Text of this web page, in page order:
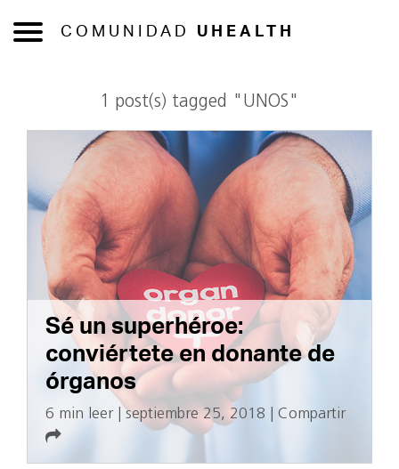
COMUNIDAD UHEALTH
1 post(s) tagged "UNOS"
Sé un superhéroe:
conviértete en donante de
órganos
6 min leer| septiembre 25, 2018 Compartir